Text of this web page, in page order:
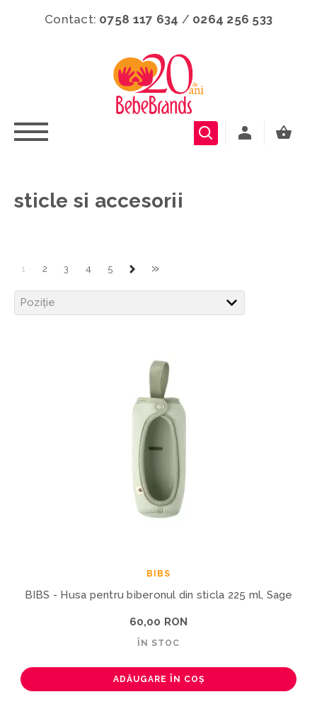
Contact: 0758 117 634 / 0264 256 533
sticle si accesorii
1 2 3 4 5 »
BIBS
BIBS - Husa pentru biberonul din sticla 225 ml, Sage
60,00 RON
ÎN STOC
ADĂUGARE ÎN COȘ